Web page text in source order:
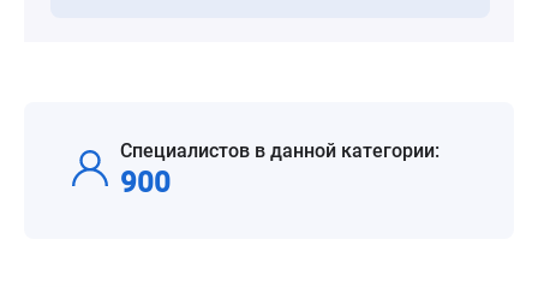
Специалистов в данной категории:
900